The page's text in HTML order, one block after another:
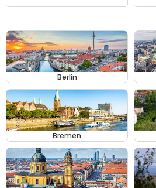
Berlin
Bremen